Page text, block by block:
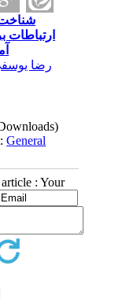
شناخت
ارتباطات
رضا
General
: Your